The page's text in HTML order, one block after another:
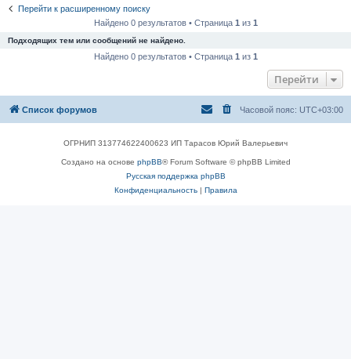
Перейти к расширенному поиску
Найдено 0 результатов • Страница 1 из 1
Подходящих тем или сообщений не найдено.
Найдено 0 результатов • Страница 1 из 1
Перейти
Список форумов Часовой пояс: UTC+03:00
ОГРНИП 313774622400623 ИП Тарасов Юрий Валерьевич
Создано на основе phpBB® Forum Software © phpBB Limited
Русская поддержка phpBB
Конфиденциальность| Правила